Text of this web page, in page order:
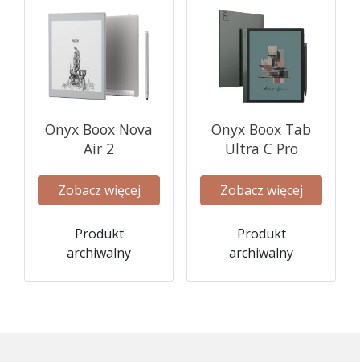
Onyx Boox Nova
Air 2
Zobacz więcej
Produkt
archiwalny
Onyx Boox Tab
Ultra C Pro
Zobacz więcej
Produkt
archiwalny